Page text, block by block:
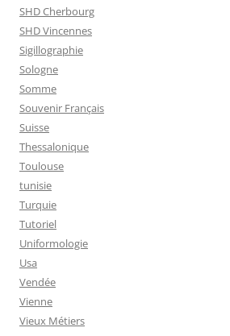
SHD Cherbourg
SHD Vincennes
Sigillographie
Sologne
Somme
Souvenir Français
Suisse
Thessalonique
Toulouse
tunisie
Turquie
Tutoriel
Uniformologie
Usa
Vendée
Vienne
Vieux Métiers